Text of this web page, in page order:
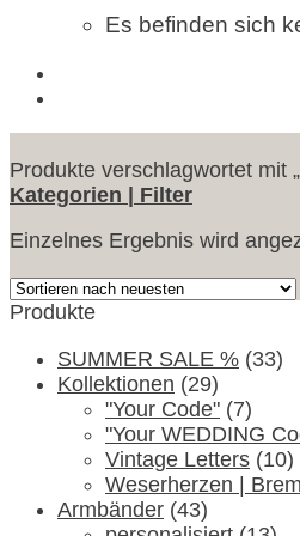
Es befinden sich
Produkte verschlagwortet mit
Kategorien | Filter
Einzelnes Ergebnis wird
Produkte
SUMMER SALE % (33)
Kollektionen (29)
"Your Code" (7)
"Your WEDDING
Vintage Letters (10)
Weserherzen |
Armbänder (43)